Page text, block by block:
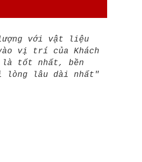
lượng với vật liệu
vị trí của Khách
là tốt nhất, bền
lòng lâu dài nhất"